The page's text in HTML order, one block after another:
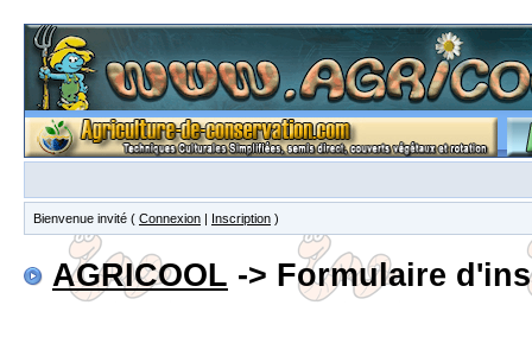
Bienvenue invité ( Connexion | Inscription )
AGRICOOL -> Formulaire